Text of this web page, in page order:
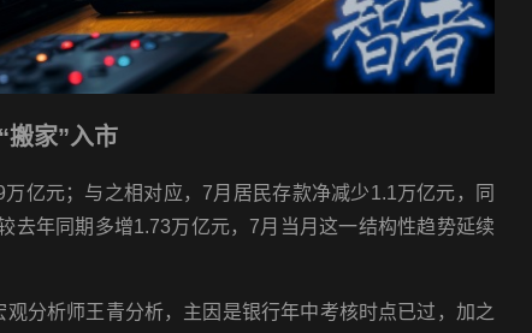
搬家”入市
亿元；与之相对应，7月居民存款净减少1.1万亿元，同
去年同期多增1.73万亿元，7月当月这一结构性趋势延续
分析师王青分析，主因是银行年中考核时点已过，加之